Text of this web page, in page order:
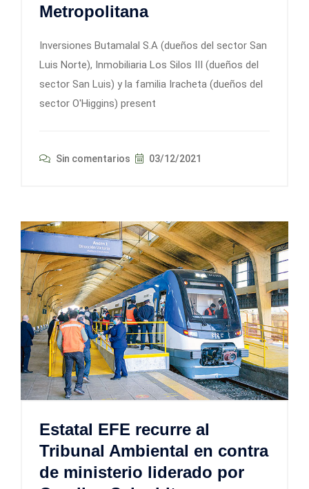
Metropolitana
Inversiones Butamalal S.A (dueños del sector San
Luis Norte), Inmobiliaria Los Silos III (dueños del
sector San Luis) y la familia Iracheta (dueños del
sector O'Higgins) present
Sin comentarios 03/12/2021
Estatal EFE recurre al
Tribunal Ambiental en contra
de ministerio liderado por